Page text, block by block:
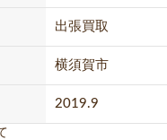
出張買取
横須賀市
2019.9